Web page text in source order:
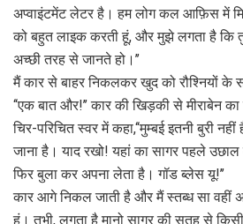
अप्वाइंटमेंट लेटर है। हम लोग कल आफ़िस में
को बहुत लाइक करती हूं, और मुझे लगता है कि
अच्छी तरह से जानते हो।’’
मैं कार से बाहर निकलकर खुद को रौश्नियों के
‘‘एक बात और!’’ कार की खिड़की से मीराबेन
चिर-परिचित स्वर में कहा,‘‘मुम्बई इतनी बुरी
जाना है। याद रखो! यहां का सागर पहले
फिर बुला कर अपना लेता है। गॉड ब्लेस यू!’’
कार आगे निकल जाती है और मैं स्तब्ध सा वहीं
हूं। तभी, लगता है मानो सागर की सतह से